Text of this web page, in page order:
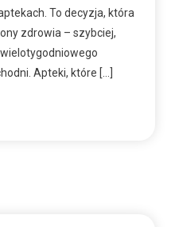
To decyzja, która
zdrowia – szybciej,
Apteki, które […]